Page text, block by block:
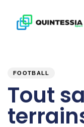
FOOTBALL
Tout